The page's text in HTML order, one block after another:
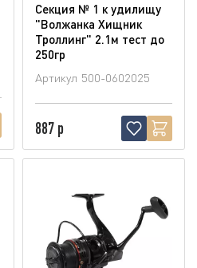
Секция № 1 к удилищу
"Волжанка Хищник
Троллинг" 2.1м тест до
250гр
Артикул 500-0602025
887 р